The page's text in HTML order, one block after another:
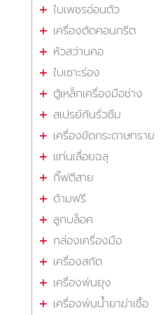
ใบเพชรอ่อนตัว
เครื่องตัดคอนกรีต
หัวสว่านคอ
ใบเซาะร่อง
ตู้เหล็กเครื่องมือช่าง
สเปรย์กันรั่วซึม
เครื่องขัดกระดาษทราย
แท่นเลื่อยฉลุ
กิ๊ฟตีสาย
ด้ามฟรี
ลูกบล็อค
กล่องเครื่องมือ
เครื่องสกัด
เครื่องพ่นยุง
เครื่องพ่นน้ำยาฆ่าเชื้อ